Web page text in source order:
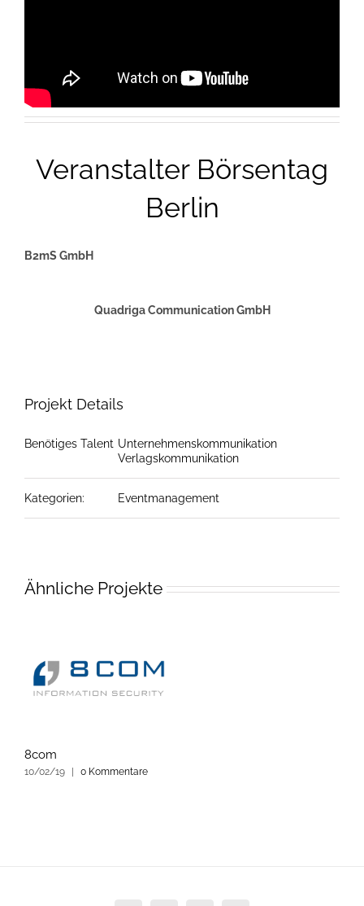
Veranstalter Börsentag
Berlin
B2mS GmbH
Quadriga Communication GmbH
Projekt Details
Benötiges Talent Unternehmenskommunikation
Verlagskommunikation
Kategorien: Eventmanagement
Ähnliche Projekte
8com
10/02/19 | 0 Kommentare